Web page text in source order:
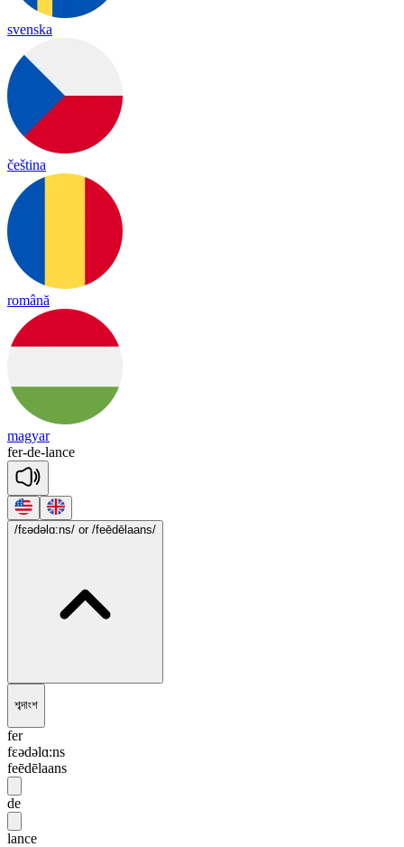
svenska
čeština
română
magyar
fer-de-lance
/fɛədəlɑ:ns/ or /feēdēlaans/
শব্দাংশ
fer
fɛədəlɑ:ns
feēdēlaans
de
lance